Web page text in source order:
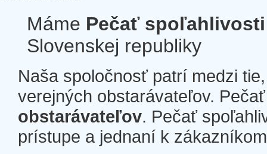
Máme Pečať spoľahlivosti
Slovenskej republiky
Naša spoločnosť patrí medzi
verejných obstarávateľov.
obstarávateľov. Pečať
prístupe a jednaní k